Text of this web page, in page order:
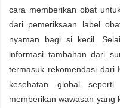
cara memberikan obat
dari pemeriksaan label
nyaman bagi si kecil.
informasi tambahan dari
termasuk rekomendasi dari
kesehatan global
memberikan wawasan yang